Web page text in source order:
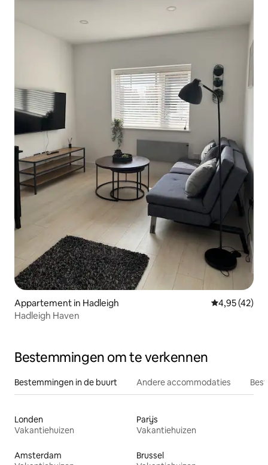
Appartement in Hadleigh Gemiddelde
4,95 (42)
Hadleigh Haven
Bestemmingen om te verkennen
Bestemmingen in de buurt Andere accommodaties
Londen
Vakantiehuizen
Parijs
Vakantiehuizen
Amsterdam
Brussel